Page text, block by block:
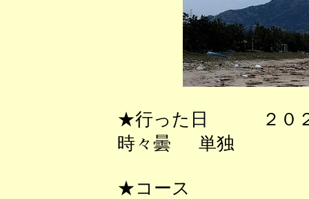
★行った日 ２０２
時々曇 単独
★コース